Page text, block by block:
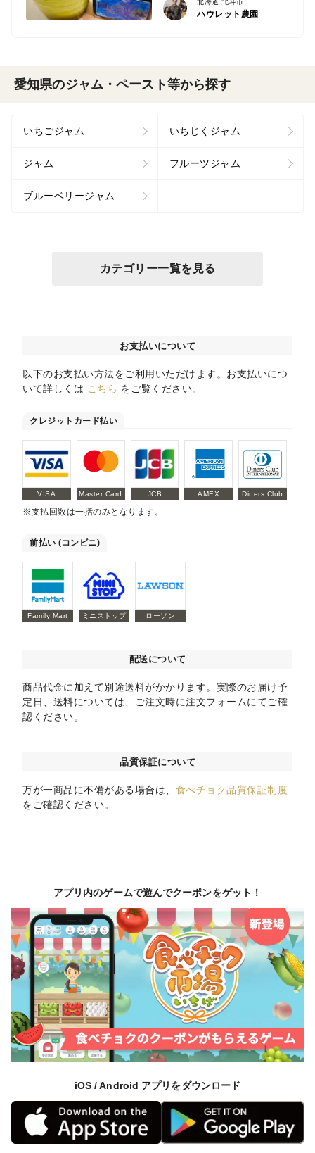
北海道 北斗市
ハウレット農園
愛知県のジャム・ペースト等から探す
いちごジャム いちじくジャム
ジャム フルーツジャム
ブルーベリージャム
カテゴリー一覧を見る
お支払いについて
以下のお支払い方法をご利用いただけます。お支払いにつ
いて詳しくは こちら をご覧ください。
クレジットカード払い
VISA Master Card JCB AMEX Diners Club
※支払回数は一括のみとなります。
前払い (コンビニ)
Family Mart ミニストップ ローソン
配送について
商品代金に加えて別途送料がかかります。実際のお届け予
定日、送料については、ご注文時に注文フォームにてご確
認ください。
品質保証について
万が一商品に不備がある場合は、 食べチョク品質保証制度
をご確認ください。
アプリ内のゲームで遊んでクーポンをゲット！
iOS / Android アプリをダウンロード